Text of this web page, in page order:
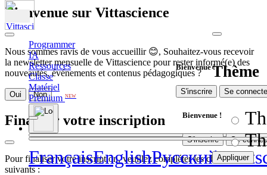
Bienvenue sur Vittascience
Nous sommes ravis de vous accueillir 😊, Souhaitez-vous recevoir
la newsletter mensuelle de Vittascience pour rester informé(e) des
nouveautés, événements et contenus pédagogiques ?
Oui Non
Finaliser votre inscription
Pour finaliser votre inscription, veuillez compléter les champs
suivants :
Bienvenue !
S'inscrire Se
Programmer
IA
Ressources
Classe
Matériel
Premium NEW
Bienvenue !
S'inscrire Se
Thème
Appliquer
FrançaisEnglishPусский